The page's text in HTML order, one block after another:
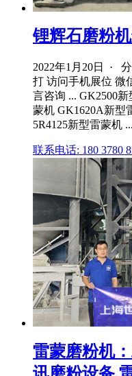
锂辉石磨粉
2022年1月20日 ·
打 访问手机展位 微
言咨询 ... GK2500
蒙机 GK1620A新型
5R4125新型雷蒙机 ...
联系电话: 180 3780
雷蒙磨粉机